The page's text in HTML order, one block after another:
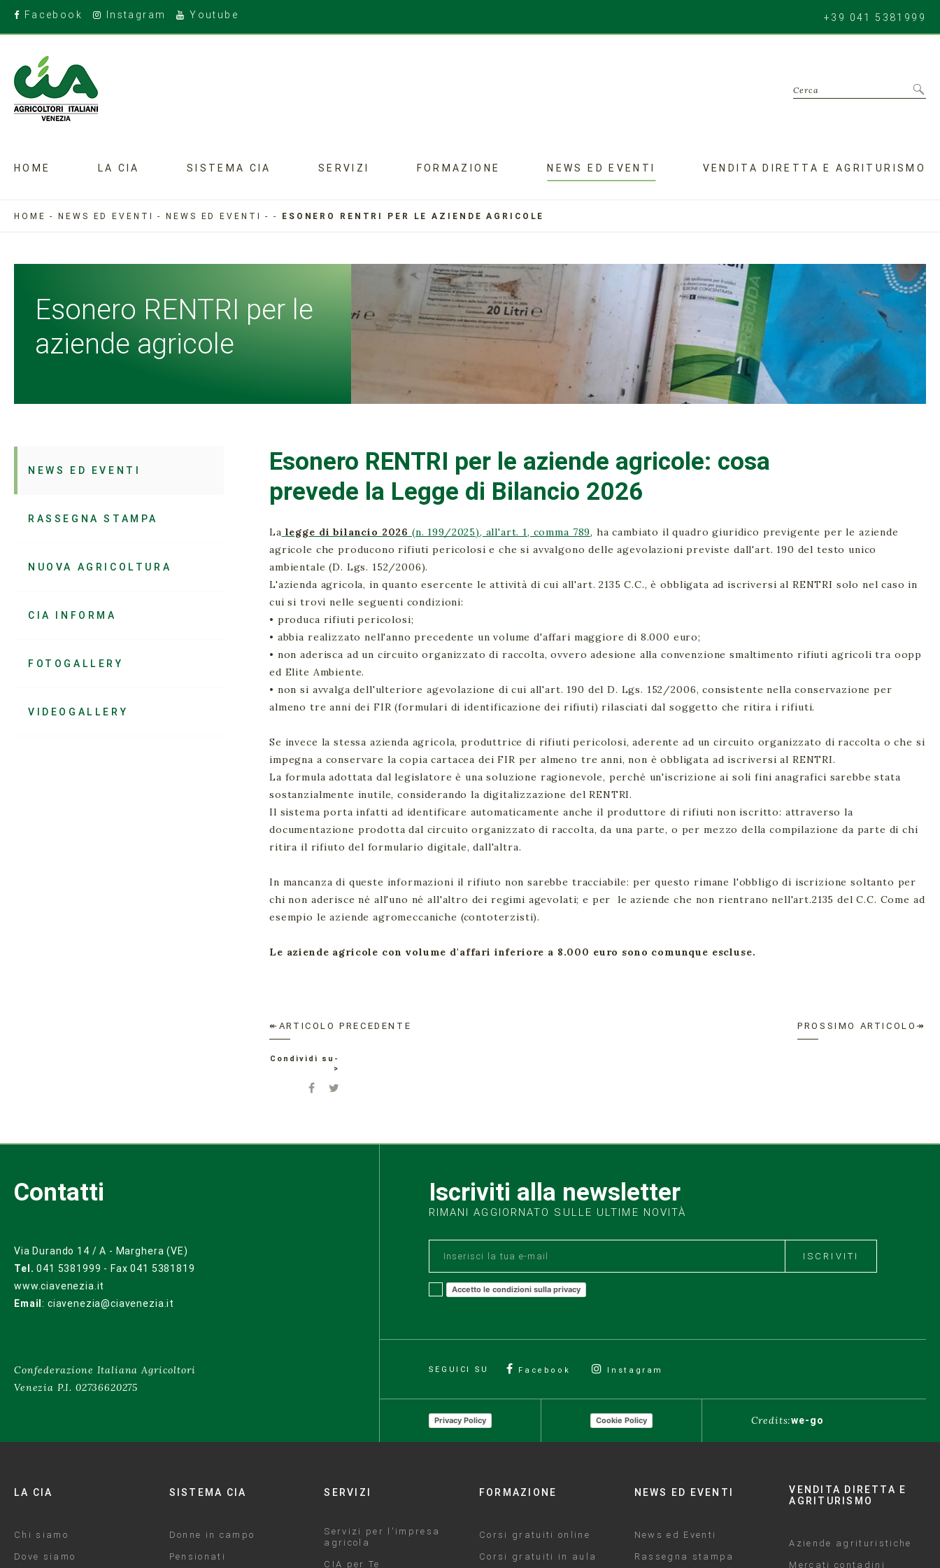
Facebook Instagram Youtube +39 041 5381999
Cerca
HOME LA CIA SISTEMA CIA SERVIZI FORMAZIONE NEWS ED EVENTI VENDITA DIRETTA E AGRITURISMO
HOME -NEWS ED EVENTI -NEWS ED EVENTI -- ESONERO RENTRI PER LE AZIENDE AGRICOLE
Esonero RENTRI per le
aziende agricole
NEWS ED EVENTI
RASSEGNA STAMPA
NUOVA AGRICOLTURA
CIA INFORMA
FOTOGALLERY
VIDEOGALLERY
Esonero RENTRI per le aziende agricole: cosa
prevede la Legge di Bilancio 2026
La legge di bilancio 2026 (n. 199/2025), all'art. 1, comma 789, ha cambiato il quadro giuridico previgente per le aziende
agricole che producono rifiuti pericolosi e che si avvalgono delle agevolazioni previste dall'art. 190 del testo unico
ambientale (D. Lgs. 152/2006).
L'azienda agricola, in quanto esercente le attività di cui all'art. 2135 C.C., è obbligata ad iscriversi al RENTRI solo nel caso in
cui si trovi nelle seguenti condizioni:
• produca rifiuti pericolosi;
• abbia realizzato nell'anno precedente un volume d'affari maggiore di 8.000 euro;
• non aderisca ad un circuito organizzato di raccolta, ovvero adesione alla convenzione smaltimento rifiuti agricoli tra oopp
ed Elite Ambiente.
• non si avvalga dell'ulteriore agevolazione di cui all'art. 190 del D. Lgs. 152/2006, consistente nella conservazione per
almeno tre anni dei FIR (formulari di identificazione dei rifiuti) rilasciati dal soggetto che ritira i rifiuti.
Se invece la stessa azienda agricola, produttrice di rifiuti pericolosi, aderente ad un circuito organizzato di raccolta o che si
impegna a conservare la copia cartacea dei FIR per almeno tre anni, non è obbligata ad iscriversi al RENTRI.
La formula adottata dal legislatore è una soluzione ragionevole, perché un'iscrizione ai soli fini anagrafici sarebbe stata
sostanzialmente inutile, considerando la digitalizzazione del RENTRI.
Il sistema porta infatti ad identificare automaticamente anche il produttore di rifiuti non iscritto: attraverso la
documentazione prodotta dal circuito organizzato di raccolta, da una parte, o per mezzo della compilazione da parte di chi
ritira il rifiuto del formulario digitale, dall'altra.
In mancanza di queste informazioni il rifiuto non sarebbe tracciabile: per questo rimane l'obbligo di iscrizione soltanto per
chi non aderisce né all'uno né all'altro dei regimi agevolati; e per le aziende che non rientrano nell'art.2135 del C.C. Come ad
esempio le aziende agromeccaniche (contoterzisti).
Le aziende agricole con volume d'affari inferiore a 8.000 euro sono comunque escluse.
↞ARTICOLO PRECEDENTE PROSSIMO ARTICOLO↠
Condividi su-
>
Contatti
Via Durando 14 / A - Marghera (VE)
Tel. 041 5381999 - Fax 041 5381819
www.ciavenezia.it
Email: ciavenezia@ciavenezia.it
Confederazione Italiana Agricoltori
Venezia P.I. 02736620275
Iscriviti alla newsletter
RIMANI AGGIORNATO SULLE ULTIME NOVITÀ
ISCRIVITI
Accetto le condizioni sulla privacy
SEGUICI SU Facebook Instagram
Privacy Policy Cookie Policy Credits:we-go
LA CIA
Chi siamo
Dove siamo
SISTEMA CIA
Donne in campo
Pensionati
SERVIZI
Servizi per l'impresa
agricola
CIA per Te
FORMAZIONE
Corsi gratuiti online
Corsi gratuiti in aula
NEWS ED EVENTI
News ed Eventi
Rassegna stampa
VENDITA DIRETTA E
AGRITURISMO
Aziende agrituristiche
Mercati contadini